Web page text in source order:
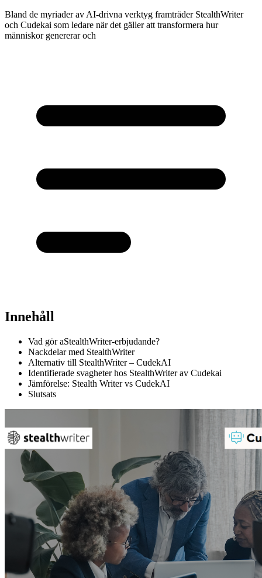
Bland de myriader av AI-drivna verktyg framträder StealthWriter
och Cudekai som ledare när det gäller att transformera hur
människor genererar och
Innehåll
Vad gör aStealthWriter-erbjudande?
Nackdelar med StealthWriter
Alternativ till StealthWriter – CudekAI
Identifierade svagheter hos StealthWriter av Cudekai
Jämförelse: Stealth Writer vs CudekAI
Slutsats